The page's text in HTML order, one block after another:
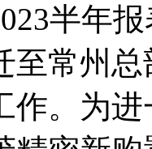
半年报
至常州
作。为